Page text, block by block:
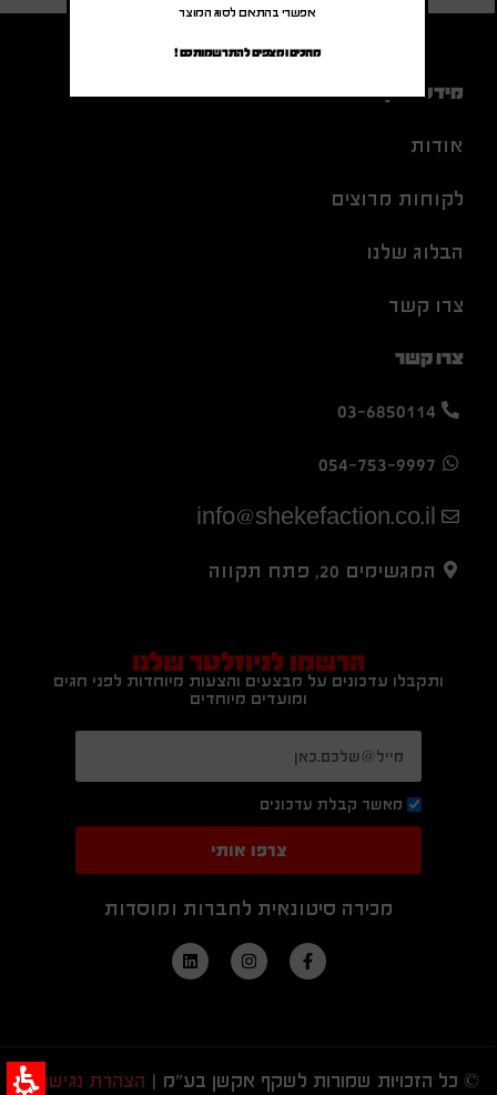
מידע נוסף
אודות
לקוחות מרוצים
הבלוג שלנו
צרו קשר
צרו קשר
03-6850114
054-753-9997
info@shekefaction.co.il
המגשימים 20, פתח תקווה
הרשמו לניוזלטר שלנו
ותקבלו עדכונים על מבצעים והצעות מיוחדות לפני חגים
ומועדים מיוחדים
מאשר קבלת עדכונים
צרפו אותי
מכירה סיטונאית לחברות ומוסדות
© כל הזכויות שמורות לשקף אקשן בע"מ | הצהרת נגישות|
אפשרי בהתאם לסוג המוצר
מחכים ומצפים להתרשמותכם !